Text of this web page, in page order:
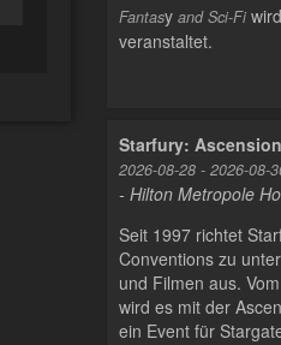
Fantasy and Sci-Fi
veranstaltet.
Starfury:
2026-08-28 - 2026-08-
- Hilton Metropole
Seit 1997 richtet
Conventions zu
und Filmen aus.
wird es mit der
ein Event für